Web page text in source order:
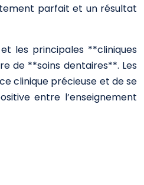
parfait et un résultat
les principales **cliniques
de **soins dentaires**. Les
clinique précieuse et de se
entre l’enseignement